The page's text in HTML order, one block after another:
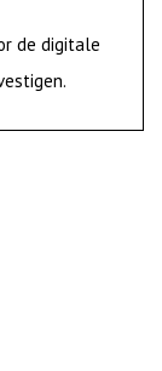
de digitale